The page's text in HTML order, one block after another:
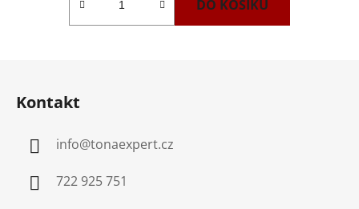
DO KOŠÍKU
Kontakt
info@tonaexpert.cz
722 925 751